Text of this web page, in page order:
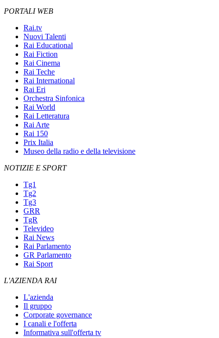
PORTALI WEB
Rai.tv
Nuovi Talenti
Rai Educational
Rai Fiction
Rai Cinema
Rai Teche
Rai International
Rai Eri
Orchestra Sinfonica
Rai World
Rai Letteratura
Rai Arte
Rai 150
Prix Italia
Museo della radio e della televisione
NOTIZIE E SPORT
Tg1
Tg2
Tg3
GRR
TgR
Televideo
Rai News
Rai Parlamento
GR Parlamento
Rai Sport
L'AZIENDA RAI
L'azienda
Il gruppo
Corporate governance
I canali e l'offerta
Informativa sull'offerta tv